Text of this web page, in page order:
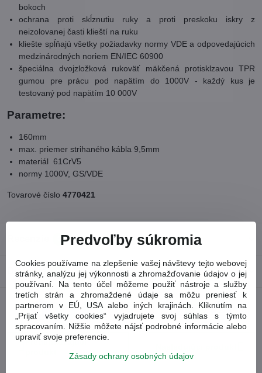
bokoch
ochrana proti skĺznutiu ruky a proti preskoku iskry z
neizolovanej časti klieští na ruku
kliešte spĺňajú všetky požiadavky normy VDE a odpovedajúcich
medzinárodných noriem EN/IEC 60900
špeciálna dvojzložková rukoväť mäkčená protisklzavou TPR
gumou pre prácu pod napätím do 1000V - každý kus je
testovaný pod napätím 10 000V
Parametre:
160mm
max. priemer strihaného kábla 9,5mm
materiál 61CrV5
normy 1000V, GS/VDE
Tovarové číslo 4770421
Diskusia 0
FacebookTwitterBlueskyPinterestReddit LinkedInWhatsApp
E-
mail
Predchádzajúci
Predvoľby súkromia
Cookies používame na zlepšenie vašej návštevy tejto webovej
stránky, analýzu jej výkonnosti a zhromažďovanie údajov o jej
používaní. Na tento účel môžeme použiť nástroje a služby
tretích strán a zhromaždené údaje sa môžu preniesť k
partnerom v EÚ, USA alebo iných krajinách. Kliknutím na
„Prijať všetky cookies“ vyjadrujete svoj súhlas s týmto
spracovaním. Nižšie môžete nájsť podrobné informácie alebo
upraviť svoje preferencie.
Zásady ochrany osobných údajov